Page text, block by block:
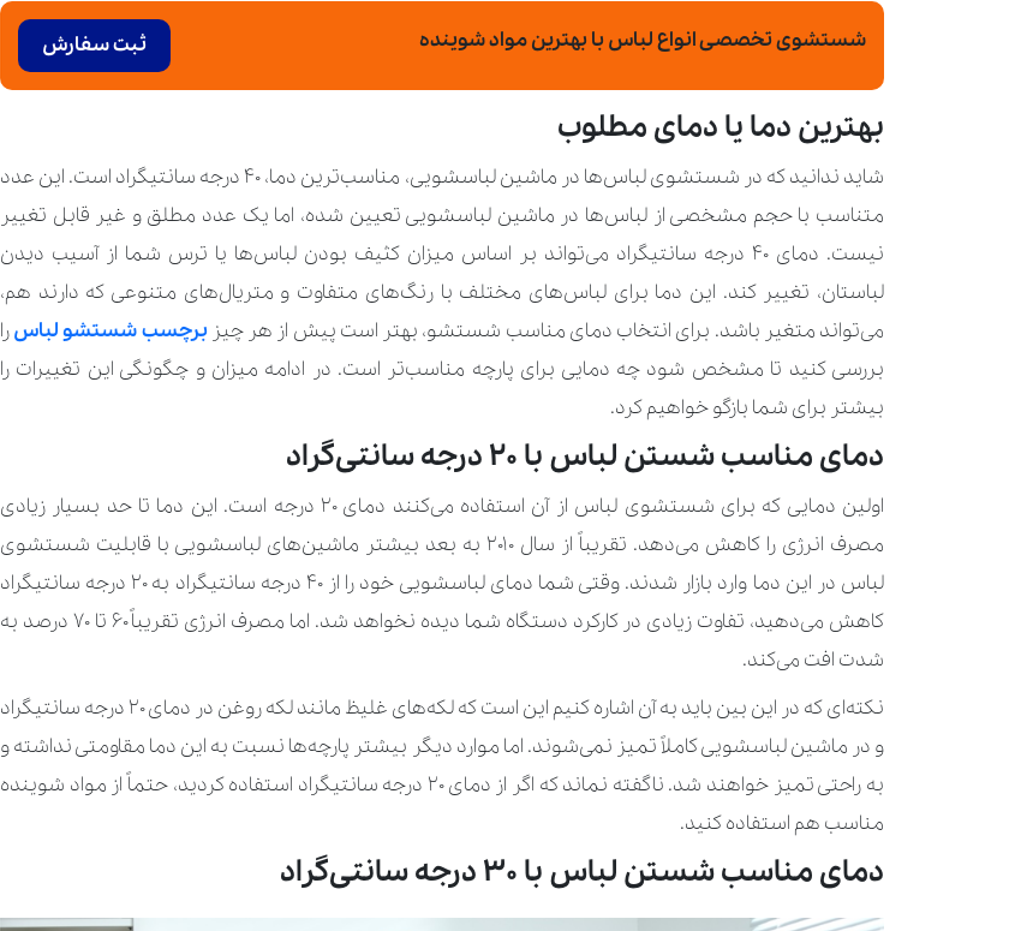
شستشوی تخصصی انواع لباس با بهترین مواد شوینده ثبت سفارش
بهترین دما یا دمای مطلوب
شاید ندانید که در شستشوی لباس‌ها در ماشین لباسشویی، مناسب‌ترین دما، ۴۰ درجه سانتیگراد است. این عدد
متناسب با حجم مشخصی از لباس‌ها در ماشین لباسشویی تعیین شده، اما یک عدد مطلق و غیر قابل تغییر
نیست. دمای ۴۰ درجه سانتیگراد می‌تواند بر اساس میزان کثیف بودن لباس‌ها یا ترس شما از آسیب دیدن
لباستان، تغییر کند. این دما برای لباس‌های مختلف با رنگ‌های متفاوت و متریال‌های متنوعی که دارند هم،
می‌تواند متغیر باشد. برای انتخاب دمای مناسب شستشو، بهتر است پیش از هر چیزبرچسب شستشو لباسرا
بررسی کنید تا مشخص شود چه دمایی برای پارچه مناسب‌تر است. در ادامه میزان و چگونگی این تغییرات را
بیشتر برای شما بازگو خواهیم کرد.
دمای مناسب شستن لباس با 20 درجه سانتی‌گراد
اولین دمایی که برای شستشوی لباس از آن استفاده می‌کنند دمای ۲۰ درجه است. این دما تا حد بسیار زیادی
مصرف انرژی را کاهش می‌دهد. تقریباً از سال ۲۰۱۰ به بعد بیشتر ماشین‌های لباسشویی با قابلیت شستشوی
لباس در این دما وارد بازار شدند. وقتی شما دمای لباسشویی خود را از ۴۰ درجه سانتیگراد به ۲۰ درجه سانتیگراد
کاهش می‌دهید، تفاوت زیادی در کارکرد دستگاه شما دیده نخواهد شد. اما مصرف انرژی تقریباً ۶۰ تا ۷۰ درصد به
شدت افت می‌کند.
نکته‌ای که در این بین باید به آن اشاره کنیم این است که لکه‌های غلیظ مانند لکه روغن در دمای ۲۰ درجه سانتیگراد
و در ماشین لباسشویی کاملاً تمیز نمی‌شوند. اما موارد دیگر بیشتر پارچه‌ها نسبت به این دما مقاومتی نداشته و
به راحتی تمیز خواهند شد. ناگفته نماند که اگر از دمای ۲۰ درجه سانتیگراد استفاده کردید، حتماً از مواد شوینده
مناسب هم استفاده کنید.
دمای مناسب شستن لباس با 30 درجه سانتی‌گراد